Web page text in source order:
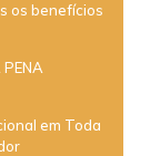
os benefícios
PENA
em Toda